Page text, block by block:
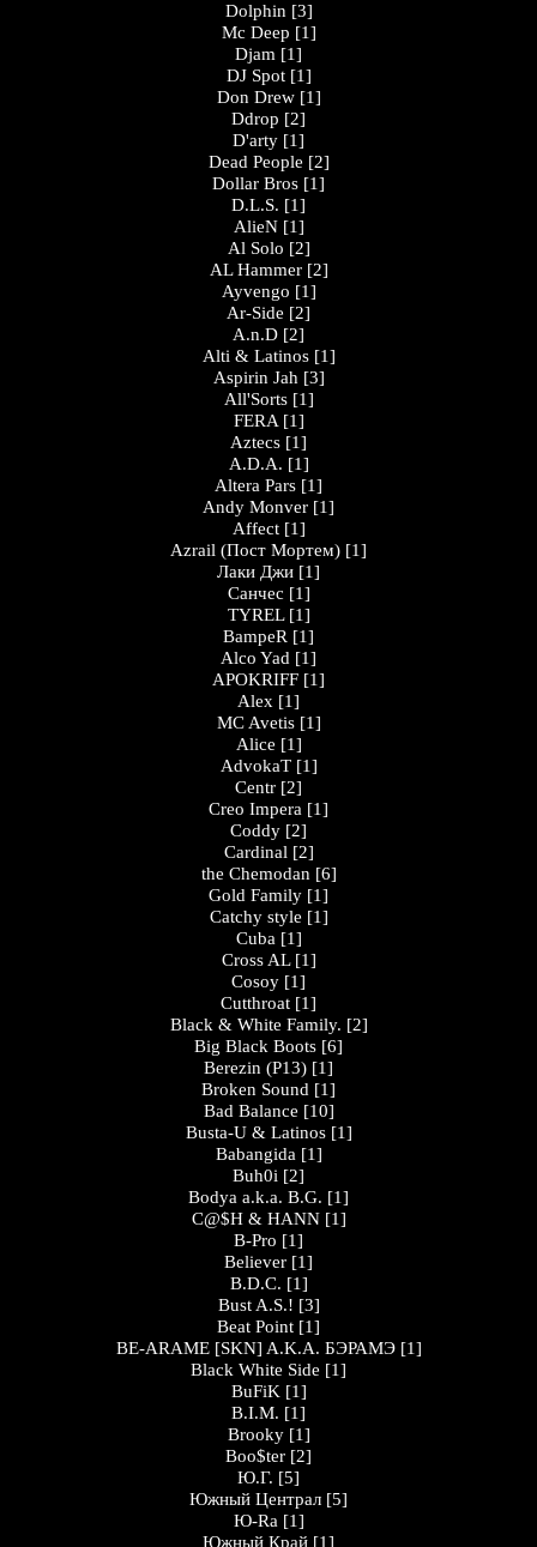
Dolphin [3]
Mc Deep [1]
Djam [1]
DJ Spot [1]
Don Drew [1]
Ddrop [2]
D'arty [1]
Dead People [2]
Dollar Bros [1]
D.L.S. [1]
AlieN [1]
Al Solo [2]
AL Hammer [2]
Ayvengo [1]
Ar-Side [2]
A.n.D [2]
Alti & Latinos [1]
Aspirin Jah [3]
All'Sorts [1]
FERA [1]
Aztecs [1]
A.D.A. [1]
Altera Pars [1]
Andy Monver [1]
Affect [1]
Azrail (Пост Мортем) [1]
Лаки Джи [1]
Санчес [1]
TYREL [1]
BampeR [1]
Alco Yad [1]
APOKRIFF [1]
Alex [1]
MC Avetis [1]
Alice [1]
AdvokaT [1]
Centr [2]
Creo Impera [1]
Coddy [2]
Cardinal [2]
the Chemodan [6]
Gold Family [1]
Catchy style [1]
Cuba [1]
Cross AL [1]
Cosoy [1]
Cutthroat [1]
Black & White Family. [2]
Big Black Boots [6]
Berezin (P13) [1]
Broken Sound [1]
Bad Balance [10]
Busta-U & Latinos [1]
Babangida [1]
Buh0i [2]
Bodya a.k.a. B.G. [1]
C@$H & HANN [1]
B-Pro [1]
Believer [1]
B.D.C. [1]
Bust A.S.! [3]
Beat Point [1]
BE-ARAME [SKN] A.K.A. БЭРАМЭ [1]
Black White Side [1]
BuFiK [1]
B.I.M. [1]
Brooky [1]
Boo$ter [2]
Ю.Г. [5]
Южный Централ [5]
Ю-Ra [1]
Южный Край [1]